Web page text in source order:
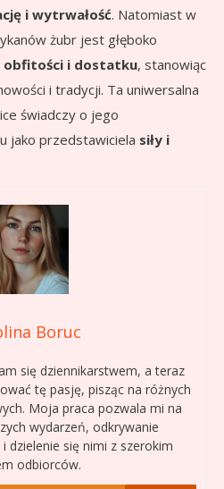
i wytrwałość. Natomiast w
żubr jest głęboko
obfitości i dostatku, stanowiąc
i tradycji. Ta uniwersalna
świadczy o jego
jako przedstawiciela siły i
Boruc
się dziennikarstwem, a teraz
tę pasję, pisząc na różnych
Moja praca pozwala mi na
wydarzeń, odkrywanie
dzielenie się nimi z szerokim
odbiorców.